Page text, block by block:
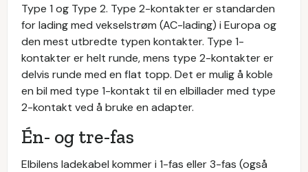
Type 1 og Type 2. Type 2-kontakter er standarden
for lading med vekselstrøm (AC-lading) i Europa og
den mest utbredte typen kontakter. Type 1-
kontakter er helt runde, mens type 2-kontakter er
delvis runde med en flat topp. Det er mulig å koble
en bil med type 1-kontakt til en elbillader med type
2-kontakt ved å bruke en adapter.
Én- og tre-fas
Elbilens ladekabel kommer i 1-fas eller 3-fas (også